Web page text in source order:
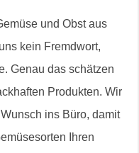
und Obst aus
kein Fremdwort,
Genau das schätzen
Produkten. Wir
ins Büro, damit
Ihren